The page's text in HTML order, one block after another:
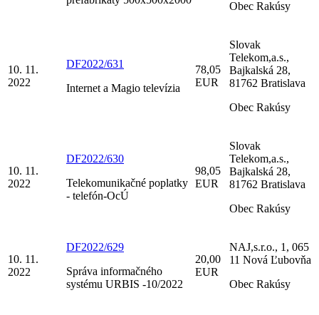
Obec Rakúsy
10. 11.
2022
DF2022/631
Internet a Magio televízia
78,05
EUR
Slovak
Telekom,a.s.,
Bajkalská 28,
81762 Bratislava
Obec Rakúsy
10. 11.
2022
DF2022/630
Telekomunikačné poplatky
- telefón-OcÚ
98,05
EUR
Slovak
Telekom,a.s.,
Bajkalská 28,
81762 Bratislava
Obec Rakúsy
10. 11.
2022
DF2022/629
Správa informačného
systému URBIS -10/2022
20,00
EUR
NAJ,s.r.o., 1, 065
11 Nová Ľubovňa
Obec Rakúsy